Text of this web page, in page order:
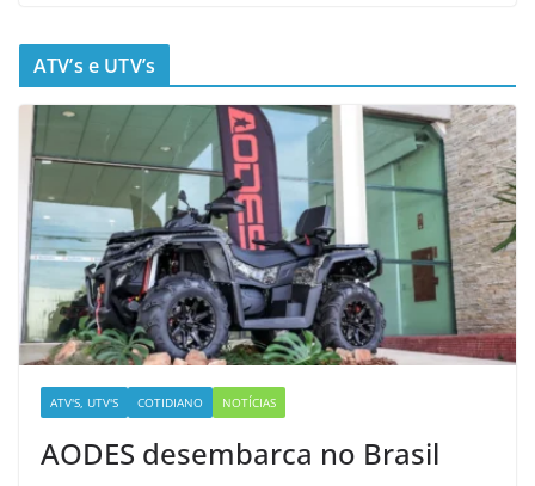
ATV’s e UTV’s
ATV'S, UTV'S COTIDIANO NOTÍCIAS
AODES desembarca no Brasil